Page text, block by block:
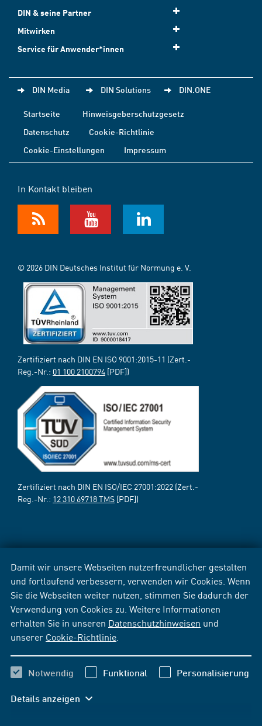
Damit wir unsere Webseiten nutzerfreundlicher gestalten
und fortlaufend verbessern, verwenden wir Cookies. Wenn
Sie die Webseiten weiter nutzen, stimmen Sie dadurch der
Verwendung von Cookies zu. Weitere Informationen
erhalten Sie in unseren Datenschutzhinweisen und
unserer Cookie-Richtlinie
Notwendig Funktional Personalisierung
Details anzeigen
DIN & seine Partner
Mitwirken
Service für Anwender*innen
DIN Media DIN Solutions DIN.ONE
Startseite
Hinweisgeberschutzgesetz
Datenschutz
Cookie-Richtlinie
Cookie-Einstellungen
Impressum
In Kontakt bleiben
© 2026 DIN Deutsches Institut für Normung e. V.
Zertifiziert nach DIN EN ISO 9001:2015-11 (Zert.-
Reg.-Nr.: 01 100 2100794 [PDF])
Zertifiziert nach DIN EN ISO/IEC 27001:2022 (Zert.-
Reg.-Nr.: 12 310 69718 TMS [PDF])